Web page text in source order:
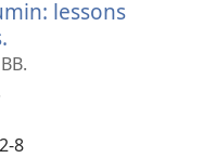
窗
lessons
开
口）
8